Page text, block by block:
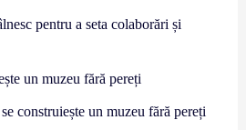
pentru a seta colaborări și
un muzeu fără pereți
construiește un muzeu fără pereți